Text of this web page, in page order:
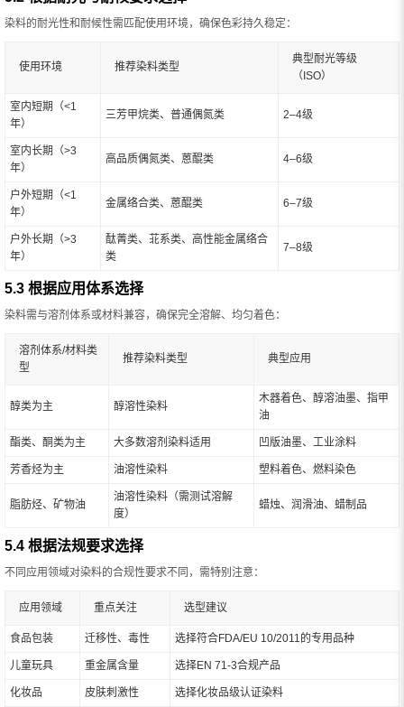
染料的耐光性和耐候性需匹配使用环境，确保色彩持久稳定：
使用环境 推荐染料类型
典型耐光等级
（ISO）
室内短期（<1
年）
三芳甲烷类、普通偶氮类 2–4级
室内长期（>3
年）
高品质偶氮类、蒽醌类 4–6级
户外短期（<1
年）
金属络合类、蒽醌类 6–7级
户外长期（>3
年）
酞菁类、苝系类、高性能金属络合
类
7–8级
5.3 根据应用体系选择
染料需与溶剂体系或材料兼容，确保完全溶解、均匀着色：
溶剂体系/材料类
型
推荐染料类型 典型应用
醇类为主 醇溶性染料
木器着色、醇溶油墨、指甲
油
酯类、酮类为主 大多数溶剂染料适用 凹版油墨、工业涂料
芳香烃为主 油溶性染料 塑料着色、燃料染色
脂肪烃、矿物油
油溶性染料（需测试溶解
度）
蜡烛、润滑油、蜡制品
5.4 根据法规要求选择
不同应用领域对染料的合规性要求不同，需特别注意：
应用领域 重点关注 选型建议
食品包装 迁移性、毒性 选择符合FDA/EU 10/2011的专用品种
儿童玩具 重金属含量 选择EN 71-3合规产品
化妆品 皮肤刺激性 选择化妆品级认证染料